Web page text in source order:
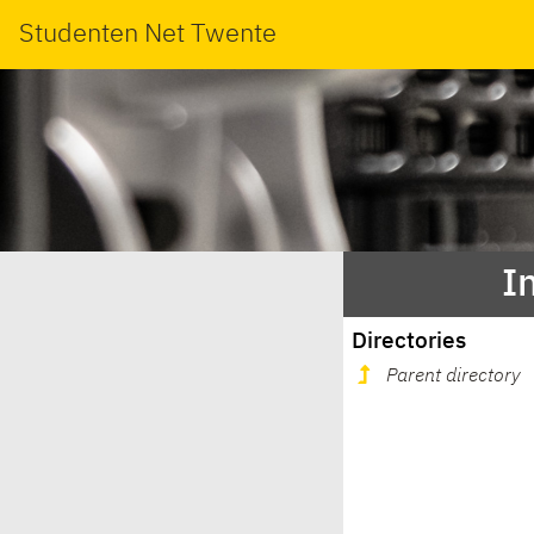
Studenten Net Twente
Directories
Parent directory